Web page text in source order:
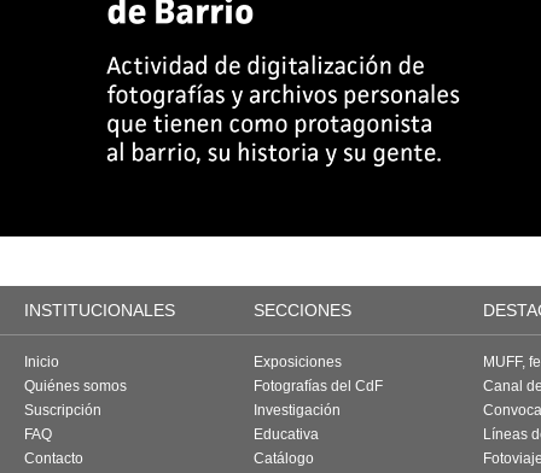
INSTITUCIONALES SECCIONES
Inicio
Quiénes somos
Suscripción
FAQ
Contacto
Exposiciones
Fotografías del CdF
Investigación
Educativa
Catálogo
MUFF,
Canal
Líneas